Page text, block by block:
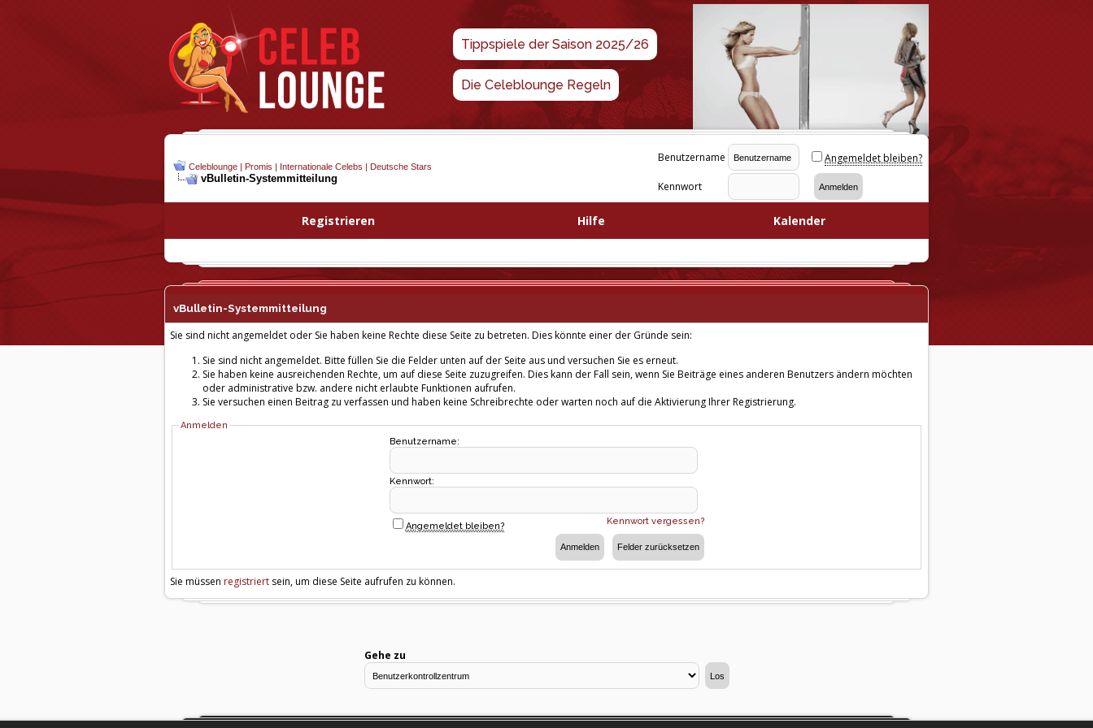
Tippspiele der Saison 2025/26
Die Celeblounge Regeln
Celeblounge | Promis | Internationale Celebs | Deutsche Stars
vBulletin-Systemmitteilung
Benutzername Angemeldet bleiben?
Kennwort
Registrieren Hilfe Kalender
vBulletin-Systemmitteilung
Sie sind nicht angemeldet oder Sie haben keine Rechte diese Seite zu betreten. Dies könnte einer der Gründe sein:
Sie sind nicht angemeldet. Bitte füllen Sie die Felder unten auf der Seite aus und versuchen Sie es erneut.
Sie haben keine ausreichenden Rechte, um auf diese Seite zuzugreifen. Dies kann der Fall sein, wenn Sie Beiträge eines anderen Benutzers ändern möchten
oder administrative bzw. andere nicht erlaubte Funktionen aufrufen.
Sie versuchen einen Beitrag zu verfassen und haben keine Schreibrechte oder warten noch auf die Aktivierung Ihrer Registrierung.
Anmelden
Benutzername:
Kennwort:
Kennwort vergessen?
Angemeldet bleiben?
Sie müssen registriert sein, um diese Seite aufrufen zu können.
Gehe zu